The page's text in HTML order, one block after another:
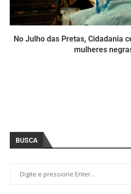
No Julho das Pretas, Cidadania
mulheres
BUSCA